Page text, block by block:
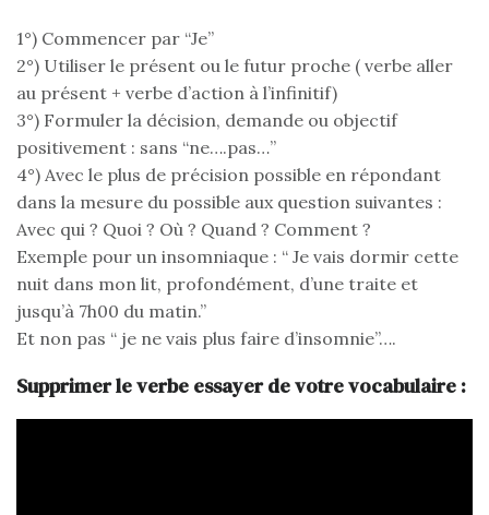
1°) Commencer par “Je”
2°) Utiliser le présent ou le futur proche ( verbe aller
au présent + verbe d’action à l’infinitif)
3°) Formuler la décision, demande ou objectif
positivement : sans “ne….pas…”
4°) Avec le plus de précision possible en répondant
dans la mesure du possible aux question suivantes :
Avec qui ? Quoi ? Où ? Quand ? Comment ?
Exemple pour un insomniaque : “ Je vais dormir cette
nuit dans mon lit, profondément, d’une traite et
jusqu’à 7h00 du matin.”
Et non pas “ je ne vais plus faire d’insomnie”….
Supprimer le verbe essayer de votre vocabulaire :